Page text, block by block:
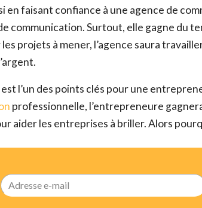
en faisant confiance à une agence de
communication. Surtout, elle gagne du
projets à mener, l’agence saura
l’un des points clés pour une
professionnelle, l’entrepreneure
aider les entreprises à briller. Alors